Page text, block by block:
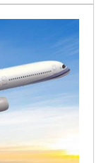
為颱風影響最
請勿進入山區
場前，務必透
，以確保行程